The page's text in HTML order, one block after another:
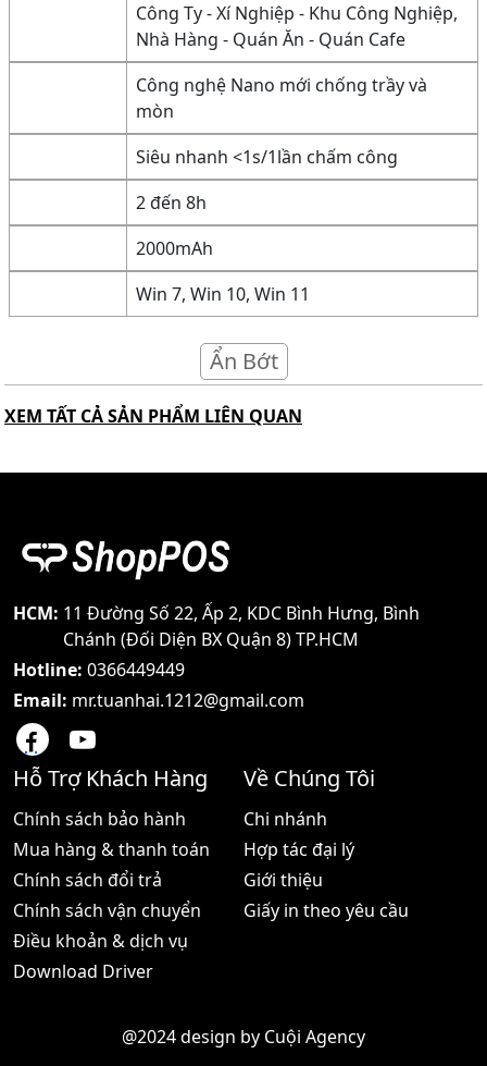
Công Ty - Xí Nghiệp - Khu Công Nghiệp,
Nhà Hàng - Quán Ăn - Quán Cafe
Công nghệ Nano mới chống trầy và
mòn
Siêu nhanh <1s/1lần chấm công
2 đến 8h
2000mAh
Win 7, Win 10, Win 11
Ẩn Bớt
XEM TẤT CẢ SẢN PHẨM LIÊN QUAN
HCM: 11 Đường Số 22, Ấp 2, KDC Bình Hưng, Bình
Chánh (Đối Diện BX Quận 8) TP.HCM
Hotline: 0366449449
Email: mr.tuanhai.1212@gmail.com
Hỗ Trợ Khách Hàng
Chính sách bảo hành
Mua hàng & thanh toán
Chính sách đổi trả
Chính sách vận chuyển
Điều khoản & dịch vụ
Download Driver
Về Chúng Tôi
Chi nhánh
Hợp tác đại lý
Giới thiệu
Giấy in theo yêu cầu
@2024 design by Cuội Agency